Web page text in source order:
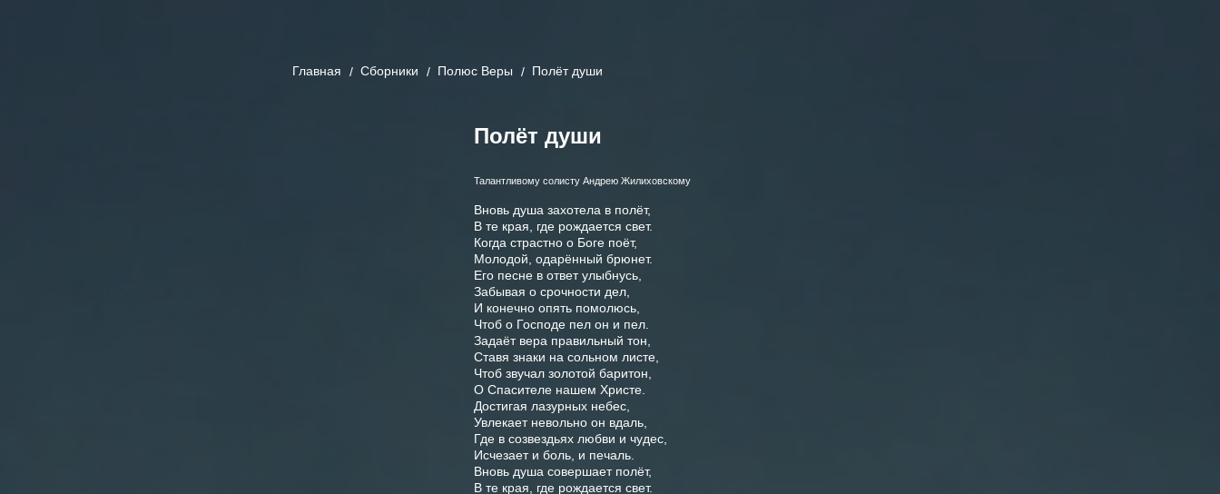
Главная Cборники Полюс Веры Полёт души
Полёт души
Талантливому солисту Андрею Жилиховскому
Вновь душа захотела в полёт,
В те края, где рождается свет.
Когда страстно о Боге поёт,
Молодой, одарённый брюнет.
Его песне в ответ улыбнусь,
Забывая о срочности дел,
И конечно опять помолюсь,
Чтоб о Господе пел он и пел.
Задаёт вера правильный тон,
Ставя знаки на сольном листе,
Чтоб звучал золотой баритон,
О Спасителе нашем Христе.
Достигая лазурных небес,
Увлекает невольно он вдаль,
Где в созвездьях любви и чудес,
Исчезает и боль, и печаль.
Вновь душа совершает полёт,
В те края, где рождается свет.